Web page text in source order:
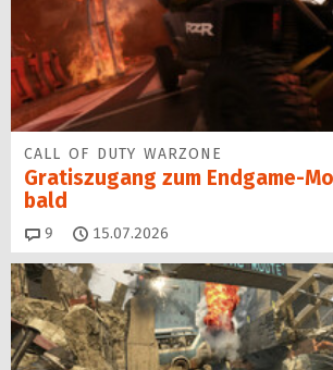
CALL OF DUTY WARZONE
Gratiszugang zum Endgame-
bald
9 Kommentare
15.07.2026